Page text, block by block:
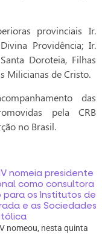
provinciais Ir.
Providência; Ir.
Doroteia, Filhas
Milicianas de Cristo.
das
pela CRB
no Brasil.
nomeia presidente
como consultora
para os Institutos de
e as Sociedades
nomeou, nesta quinta